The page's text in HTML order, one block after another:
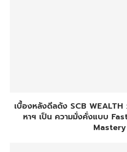
เบื้องหลังดีลดัง SCB WEALTH
หาฯ เป็น ความมั่งคั่งแบบ
Mastery